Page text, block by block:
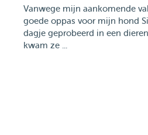
Vanwege mijn aankomende
goede oppas voor mijn hond
dagje geprobeerd in een
kwam ze ...